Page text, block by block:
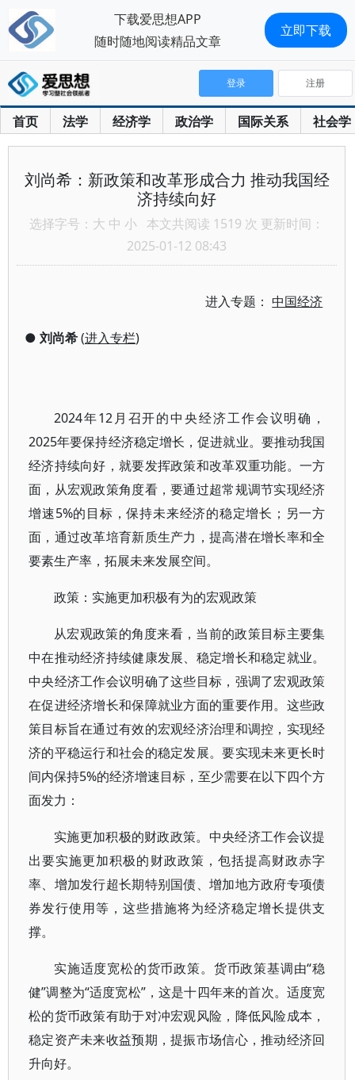
首页 法学 经济学 政治学 国际关系 社会学
登录 注册
刘尚希：新政策和改革形成合力 推动我国经
济持续向好
选择字号： 大 中 小 本文共阅读 1519 次 更新时间：
2025-01-12 08:43
进入专题：中国经济
● 刘尚希(进入专栏)
2024年12月召开的中央经济工作会议明确，
2025年要保持经济稳定增长，促进就业。要推动我国
经济持续向好，就要发挥政策和改革双重功能。一方
面，从宏观政策角度看，要通过超常规调节实现经济
增速5%的目标，保持未来经济的稳定增长；另一方
面，通过改革培育新质生产力，提高潜在增长率和全
要素生产率，拓展未来发展空间。
政策：实施更加积极有为的宏观政策
从宏观政策的角度来看，当前的政策目标主要集
中在推动经济持续健康发展、稳定增长和稳定就业。
中央经济工作会议明确了这些目标，强调了宏观政策
在促进经济增长和保障就业方面的重要作用。这些政
策目标旨在通过有效的宏观经济治理和调控，实现经
济的平稳运行和社会的稳定发展。要实现未来更长时
间内保持5%的经济增速目标，至少需要在以下四个方
面发力：
实施更加积极的财政政策。中央经济工作会议提
出要实施更加积极的财政政策，包括提高财政赤字
率、增加发行超长期特别国债、增加地方政府专项债
券发行使用等，这些措施将为经济稳定增长提供支
撑。
实施适度宽松的货币政策。货币政策基调由“稳
健”调整为“适度宽松”，这是十四年来的首次。适度宽
松的货币政策有助于对冲宏观风险，降低风险成本，
稳定资产未来收益预期，提振市场信心，推动经济回
升向好。
下载爱思想APP
随时随地阅读精品文章
立即下载